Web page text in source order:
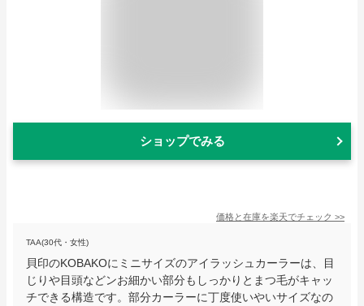
ショップでみる
価格と在庫を楽天でチェック >>
TAA(30代・女性)
貝印のKOBAKOにミニサイズのアイラッシュカーラーは、目
じりや目頭などンお細かい部分もしっかりとまつ毛がキャッ
チできる構造です。部分カーラーに丁度使いやいサイズなの